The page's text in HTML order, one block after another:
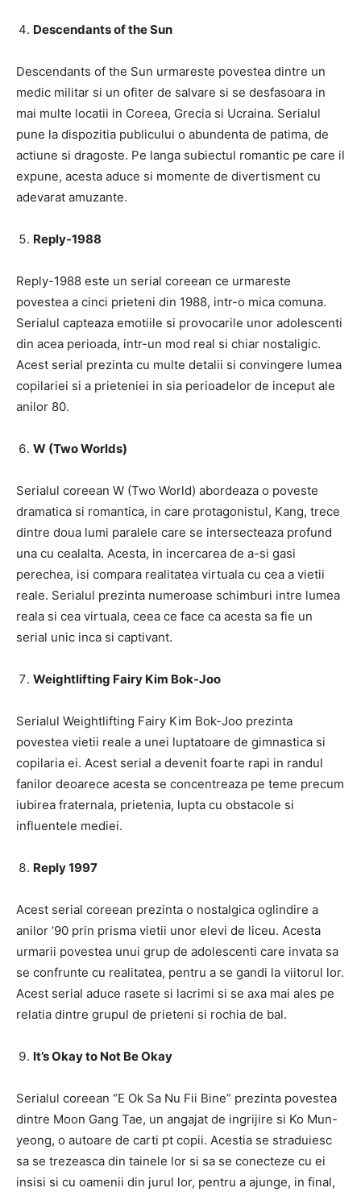
Descendants of the Sun
Descendants of the Sun urmareste povestea dintre un
medic militar si un ofiter de salvare si se desfasoara in
mai multe locatii in Coreea, Grecia si Ucraina. Serialul
pune la dispozitia publicului o abundenta de patima, de
actiune si dragoste. Pe langa subiectul romantic pe care il
expune, acesta aduce si momente de divertisment cu
adevarat amuzante.
Reply-1988
Reply-1988 este un serial coreean ce urmareste
povestea a cinci prieteni din 1988, intr-o mica comuna.
Serialul capteaza emotiile si provocarile unor adolescenti
din acea perioada, intr-un mod real si chiar nostaligic.
Acest serial prezinta cu multe detalii si convingere lumea
copilariei si a prieteniei in sia perioadelor de inceput ale
anilor 80.
W (Two Worlds)
Serialul coreean W (Two World) abordeaza o poveste
dramatica si romantica, in care protagonistul, Kang, trece
dintre doua lumi paralele care se intersecteaza profund
una cu cealalta. Acesta, in incercarea de a-si gasi
perechea, isi compara realitatea virtuala cu cea a vietii
reale. Serialul prezinta numeroase schimburi intre lumea
reala si cea virtuala, ceea ce face ca acesta sa fie un
serial unic inca si captivant.
Weightlifting Fairy Kim Bok-Joo
Serialul Weightlifting Fairy Kim Bok-Joo prezinta
povestea vietii reale a unei luptatoare de gimnastica si
copilaria ei. Acest serial a devenit foarte rapi in randul
fanilor deoarece acesta se concentreaza pe teme precum
iubirea fraternala, prietenia, lupta cu obstacole si
influentele mediei.
Reply 1997
Acest serial coreean prezinta o nostalgica oglindire a
anilor ’90 prin prisma vietii unor elevi de liceu. Acesta
urmarii povestea unui grup de adolescenti care invata sa
se confrunte cu realitatea, pentru a se gandi la viitorul lor.
Acest serial aduce rasete si lacrimi si se axa mai ales pe
relatia dintre grupul de prieteni si rochia de bal.
It’s Okay to Not Be Okay
Serialul coreean “E Ok Sa Nu Fii Bine” prezinta povestea
dintre Moon Gang Tae, un angajat de ingrijire si Ko Mun-
yeong, o autoare de carti pt copii. Acestia se straduiesc
sa se trezeasca din tainele lor si sa se conecteze cu ei
insisi si cu oamenii din jurul lor, pentru a ajunge, in final,